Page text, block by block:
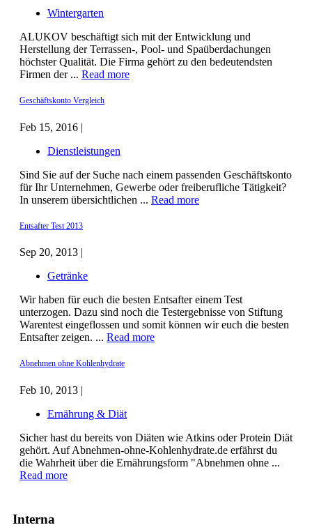
Wintergarten
ALUKOV beschäftigt sich mit der Entwicklung und
Herstellung der Terrassen-, Pool- und Spaüberdachungen
höchster Qualität. Die Firma gehört zu den bedeutendsten
Firmen der ... Read more
Geschäftskonto Vergleich
Feb 15, 2016 |
Dienstleistungen
Sind Sie auf der Suche nach einem passenden Geschäftskonto
für Ihr Unternehmen, Gewerbe oder freiberufliche Tätigkeit?
In unserem übersichtlichen ... Read more
Entsafter Test 2013
Sep 20, 2013 |
Getränke
Wir haben für euch die besten Entsafter einem Test
unterzogen. Dazu sind noch die Testergebnisse von Stiftung
Warentest eingeflossen und somit können wir euch die besten
Entsafter zeigen. ... Read more
Abnehmen ohne Kohlenhydrate
Feb 10, 2013 |
Ernährung & Diät
Sicher hast du bereits von Diäten wie Atkins oder Protein Diät
gehört. Auf Abnehmen-ohne-Kohlenhydrate.de erfährst du
die Wahrheit über die Ernährungsform "Abnehmen ohne ...
Read more
Interna